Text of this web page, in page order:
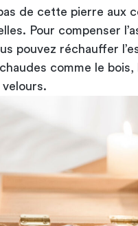
de cette pierre aux
Pour compenser
pouvez réchauffer
comme le bois,